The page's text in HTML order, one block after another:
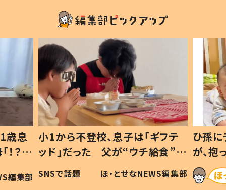
フテ
食”を
編集部
ひ孫にデレデレな80歳じいじ
が、抱っこすると…ひ孫の反応に
「涙が出ました」「可愛くて仕方な
い」
ほ・とせなNEWS編集部